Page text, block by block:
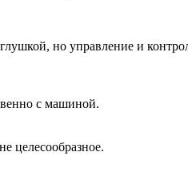
но управление и
с машиной.
целесообразное.